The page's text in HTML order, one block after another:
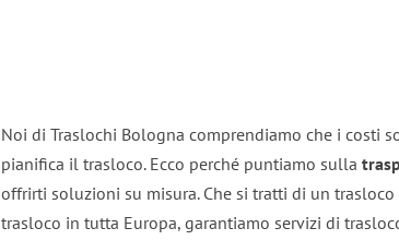
Noi di Traslochi Bologna comprendiamo che i costi
pianifica il trasloco. Ecco perché puntiamo sulla
offrirti soluzioni su misura. Che si tratti di un
trasloco in tutta Europa, garantiamo servizi di